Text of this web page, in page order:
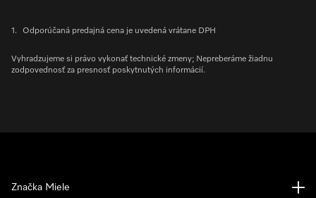
1. Odporúčaná predajná cena je uvedená vrátane DPH
Vyhradzujeme si právo vykonať technické zmeny; Nepreberáme žiadnu
zodpovednosť za presnosť poskytnutých informácií.
Značka Miele